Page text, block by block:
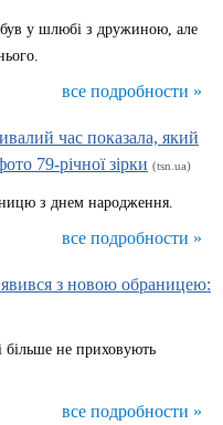
у шлюбі з дружиною, але
все подробности »
час показала, який
79-річної зірки (tsn.ua)
з днем народження.
все подробности »
з новою обраницею:
більше не приховують
все подробности »